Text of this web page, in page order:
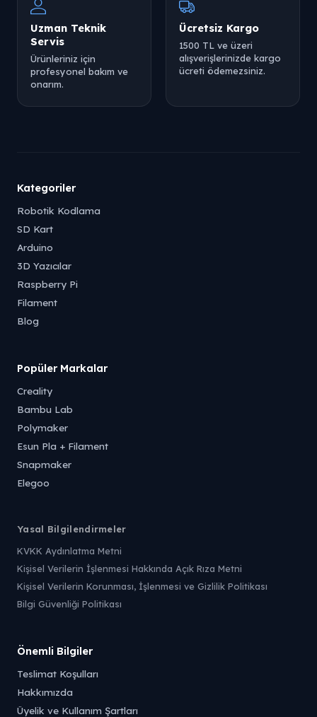
Uzman Teknik
Servis
Ürünleriniz için
profesyonel bakım ve
onarım.
Ücretsiz Kargo
1500 TL ve üzeri
alışverişlerinizde kargo
ücreti ödemezsiniz.
Kategoriler
Robotik Kodlama
SD Kart
Arduino
3D Yazıcılar
Raspberry Pi
Filament
Blog
Popüler Markalar
Creality
Bambu Lab
Polymaker
Esun Pla + Filament
Snapmaker
Elegoo
Yasal Bilgilendirmeler
KVKK Aydınlatma Metni
Kişisel Verilerin İşlenmesi Hakkında Açık Rıza Metni
Kişisel Verilerin Korunması, İşlenmesi ve Gizlilik Politikası
Bilgi Güvenliği Politikası
Önemli Bilgiler
Teslimat Koşulları
Hakkımızda
Üyelik ve Kullanım Şartları